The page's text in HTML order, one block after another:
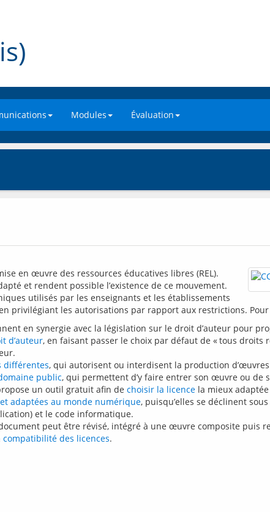
Modules Évaluation
et rendent possible l’existence de ce mouvement.
utilisés par les enseignants et les établissements
privilégiant les autorisations par rapport aux restrictions. Pour
en synergie avec la législation sur le droit d’auteur pour
d’auteur, en faisant passer le choix par défaut de « tous droits
différentes, qui autorisent ou interdisent la production
public, qui permettent d’y faire entrer son œuvre ou de
un outil gratuit afin de choisir la licence la mieux
adaptées au monde numérique, puisqu’elles se déclinent
et le code informatique.
peut être révisé, intégré à une œuvre composite
compatibilité des licences.